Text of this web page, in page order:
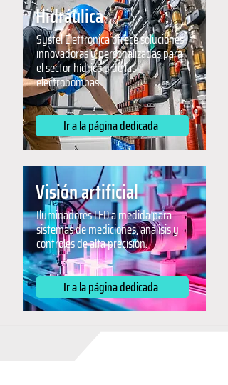
Hidráulica
Systel Elettronica ofrece soluciones
innovadoras y personalizadas para
el sector hídrico y de las
electrobombas.
Ir a la página dedicada
Visión artificial
Iluminadores LED a medida para
sistemas de mediciones, análisis y
controles de alta precisión.
Ir a la página dedicada